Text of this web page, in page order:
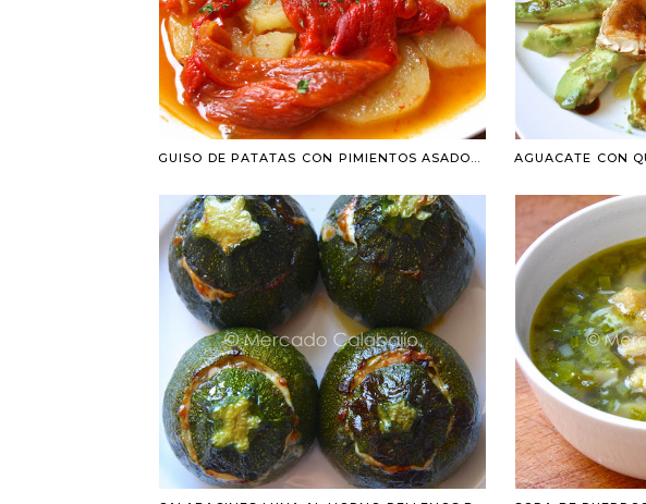
GUISO DE PATATAS CON PIMIENTOS ASADOS. RECETA